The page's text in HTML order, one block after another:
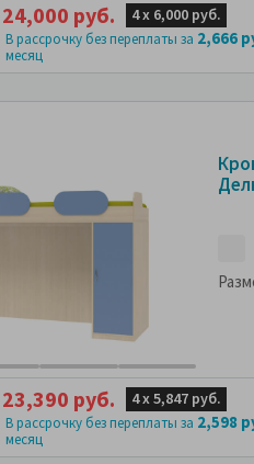
24,000 руб. 4 х 6,000 руб.
В рассрочку без переплаты за 2,666
месяц
23,390 руб. 4 х5,847 руб.
В рассрочку без переплаты за 2,598
месяц